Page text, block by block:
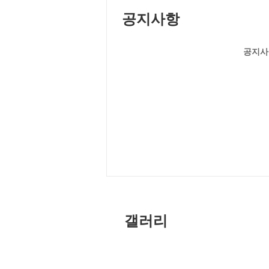
공지사항
공지
갤러리